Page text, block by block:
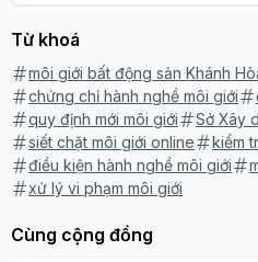
Từ khoá
môi giới bất động sản Khánh
chứng chỉ hành nghề môi giới
quy định mới môi giới
Sở Xây
siết chặt môi giới online
kiểm
điều kiện hành nghề môi giới
xử lý vi phạm môi giới
Cùng cộng đồng